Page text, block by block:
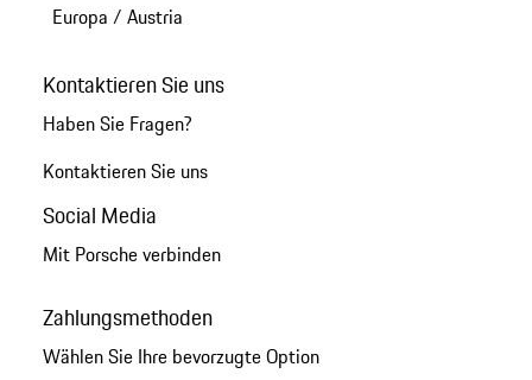
Europa / Austria
Kontaktieren Sie uns
Haben Sie Fragen?
Kontaktieren Sie uns
Social Media
Mit Porsche verbinden
Zahlungsmethoden
Wählen Sie Ihre bevorzugte Option